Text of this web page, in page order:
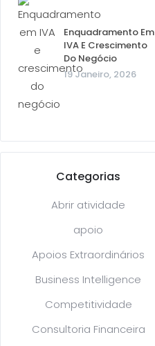
Enquadramento Em
IVA E Crescimento
Do Negócio
19 Janeiro, 2026
Categorias
Abrir atividade
apoio
Apoios Extraordinários
Business Intelligence
Competitividade
Consultoria Financeira